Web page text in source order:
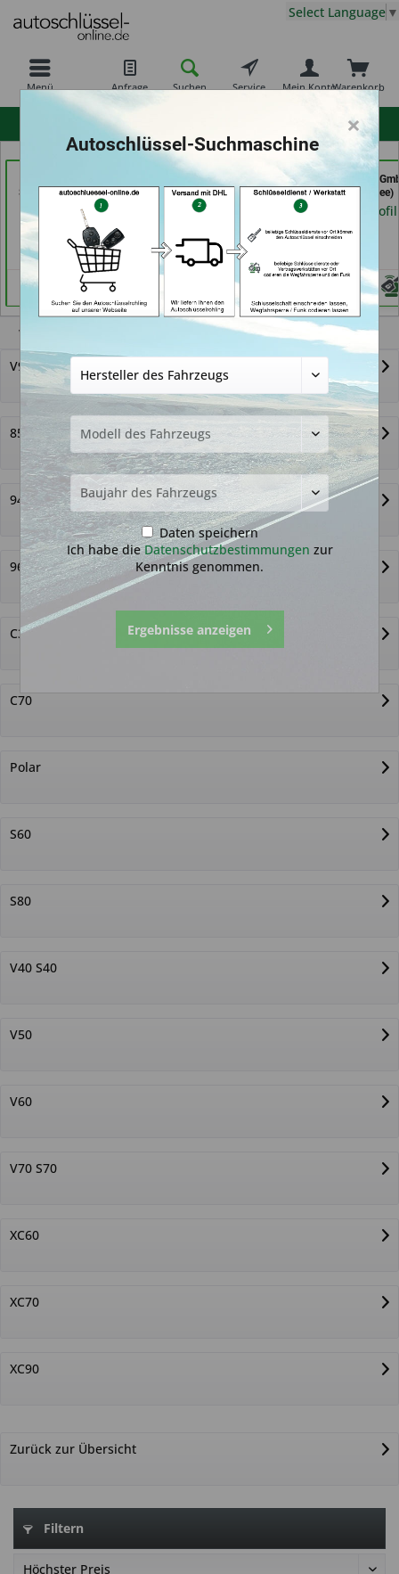
Menü Anfrage Suchen Service Warenkorb
Mein Konto
Select Language ▼
Schlüsseldienst GmbH
(in Freiburg)
Händlerprofil
Carkeys Augsburg &
ECU Service (in
Friedberg)
Autohaus Patz
(in Rot am See)
Händlerprofil
Volvo
V90
850
940
960
C30
C70
Polar
S60
S80
V40 S40
V50
V60
V70 S70
XC60
XC70
XC90
Zurück zur Übersicht
Filtern
×
Autoschlüssel-Suchmaschine
Daten speichern
Ich habe dieDatenschutzbestimmungen zur
Kenntnis genommen.
Ergebnisse anzeigen